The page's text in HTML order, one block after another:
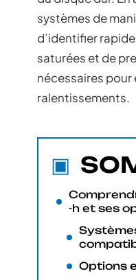
systèmes de
d’identifier
saturées et de
nécessaires pour
ralentissements.
-h et ses
Options